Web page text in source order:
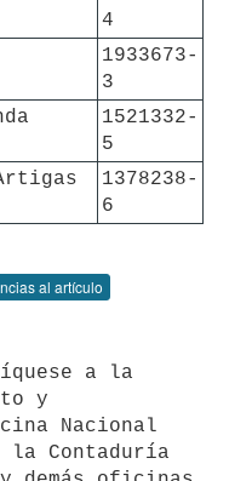
4
1933673-
3
1521332-
5
1378238-
6
al artículo
y
Nacional
Contaduría